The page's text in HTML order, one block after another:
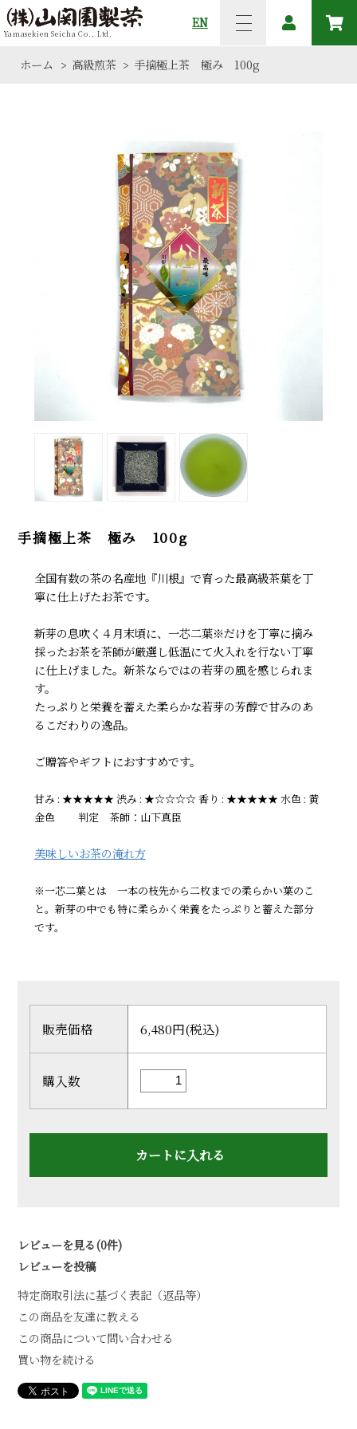
Yamasekien Seicha Co., Ltd.
EN
ホーム > 高級煎茶 > 手摘極上茶 極み 100g
手摘極上茶 極み 100g
全国有数の茶の名産地『川根』で育った最高級茶葉を丁
寧に仕上げたお茶です。
新芽の息吹く４月末頃に、一芯二葉※だけを丁寧に摘み
採ったお茶を茶師が厳選し低温にて火入れを行ない丁寧
に仕上げました。新茶ならではの若芽の風を感じられま
す。
たっぷりと栄養を蓄えた柔らかな若芽の芳醇で甘みのあ
るこだわりの逸品。
ご贈答やギフトにおすすめです。
甘み : ★★★★★ 渋み : ★☆☆☆☆ 香り : ★★★★★ 水色 : 黄
金色 判定 茶師：山下真臣
美味しいお茶の淹れ方
※一芯二葉とは 一本の枝先から二枚までの柔らかい葉のこ
と。新芽の中でも特に柔らかく栄養をたっぷりと蓄えた部分
です。
販売価格 6,480円(税込)
購入数
レビューを見る(0件)
レビューを投稿
特定商取引法に基づく表記（返品等）
この商品を友達に教える
この商品について問い合わせる
買い物を続ける